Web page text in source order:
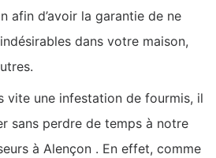
afin d’avoir la garantie de ne
dans votre maison,
vite une infestation de fourmis, il
sans perdre de temps à notre
à Alençon . En effet, comme